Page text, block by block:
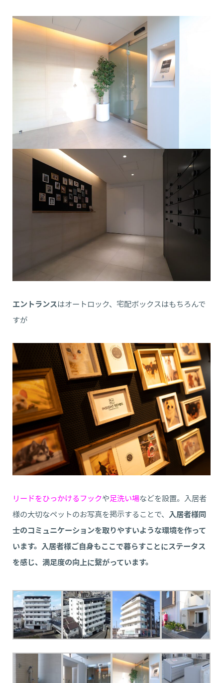
エントランスはオートロック、宅配ボックスはもちろんで
すが
リードをひっかけるフックや足洗い場などを設置。入居者
様の大切なペットのお写真を掲示することで、
入居者様同
士のコミュニケーションを取りやすいような環境を作って
います。
入居者様ご自身もここで暮らすことにステータス
を感じ、満足度の向上に繋がっています。